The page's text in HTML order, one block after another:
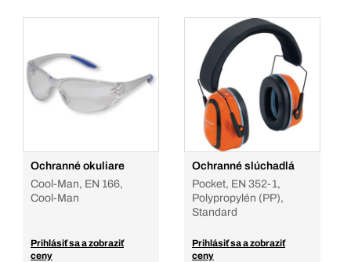
Ochranné okuliare
Cool-Man, EN 166,
Cool-Man
Prihlásiť sa a zobraziť
ceny
Ochranné slúchadlá
Pocket, EN 352-1,
Polypropylén (PP),
Standard
Prihlásiť sa a zobraziť
ceny